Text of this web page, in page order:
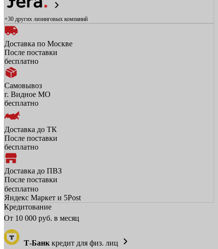
+30 других лизинговых компаний
Доставка по Москве
После поставки
бесплатно
Самовывоз
г. Видное МО
бесплатно
Доставка до ТК
После поставки
бесплатно
Доставка до ПВЗ
После поставки
бесплатно
Яндекс Маркет и 5Post
Кредитование
От 10 000 руб. в месяц
Т-Банк кредит для физ. лиц